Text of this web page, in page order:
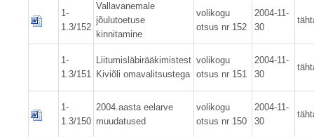
1-
1.3/152
Vallavanemale
jõulutoetuse
kinnitamine
volikogu
otsus nr 152
2004-11-
30
1-
1.3/151
Liitumisläbirääkimistest
Kiviõli omavalitsustega
volikogu
otsus nr 151
2004-11-
30
1-
1.3/150
2004.aasta eelarve
muudatused
volikogu
otsus nr 150
2004-11-
30